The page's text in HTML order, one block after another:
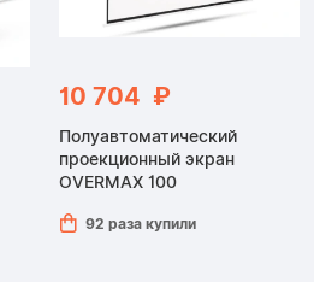
10 704 ₽
Полуавтоматический
проекционный экран
OVERMAX 100
92 раза купили